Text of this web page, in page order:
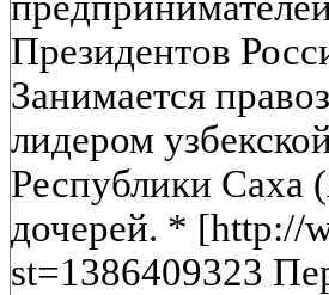
Президентов
Занимается
лидером
Республики Саха
дочерей. * [http://
st=1386409323